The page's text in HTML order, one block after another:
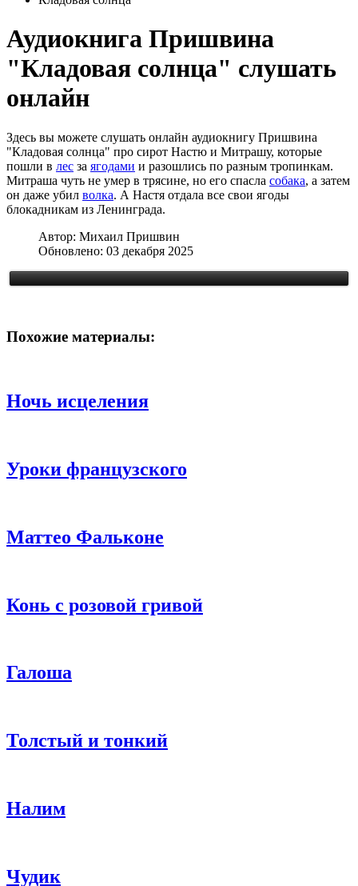
Аудиокнига Пришвина
"Кладовая солнца" слушать
онлайн
Здесь вы можете слушать онлайн аудиокнигу Пришвина
"Кладовая солнца" про сирот Настю и Митрашу, которые
пошли в лес за ягодами и разошлись по разным тропинкам.
Митраша чуть не умер в трясине, но его спасла собака, а затем
он даже убил волка. А Настя отдала все свои ягоды
блокадникам из Ленинграда.
Автор: Михаил Пришвин
Обновлено: 03 декабря 2025
Похожие материалы:
Ночь исцеления
Уроки французского
Маттео Фальконе
Конь с розовой гривой
Галоша
Толстый и тонкий
Налим
Чудик